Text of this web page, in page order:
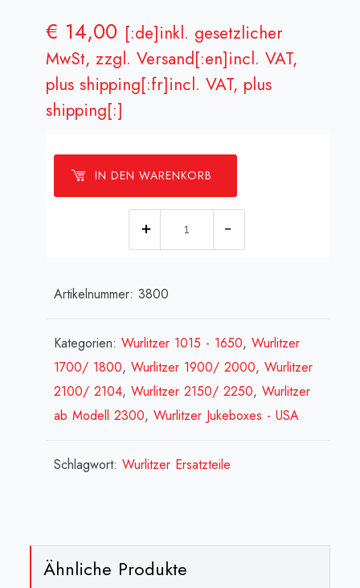
€ 14,00 [:de]inkl. gesetzlicher
MwSt, zzgl. Versand[:en]incl. VAT,
plus shipping[:fr]incl. VAT, plus
shipping[:]
IN DEN WARENKORB
«
Rückwand
der
meisten
Modelle
[:en]Wurlitzer
Artikelnummer:3800
Kategorien:Wurlitzer 1015 - 1650,Wurlitzer
1700/ 1800,Wurlitzer 1900/ 2000,Wurlitzer
2100/ 2104,Wurlitzer 2150/ 2250,Wurlitzer
ab Modell 2300,Wurlitzer Jukeboxes - USA
Schlagwort:Wurlitzer Ersatzteile
Ähnliche Produkte